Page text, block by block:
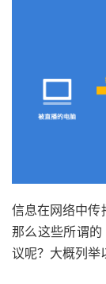
信息在网络中传
那么这些所谓
议呢？大概列举